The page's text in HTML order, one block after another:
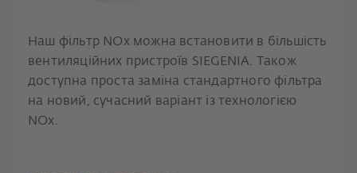
Наш фільтр NOx можна встановити в більшість
вентиляційних пристроїв SIEGENIA. Також
доступна проста заміна стандартного фільтра
на новий, сучасний варіант із технологією
NOx.